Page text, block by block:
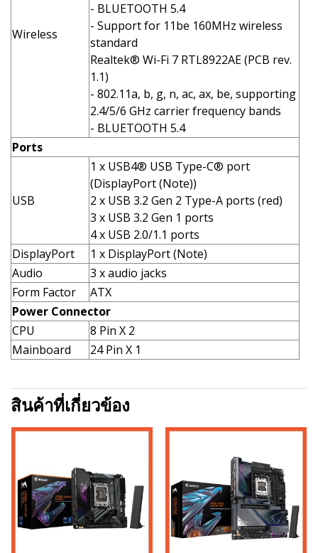
Wireless
- BLUETOOTH 5.4
- Support for 11be 160MHz wireless
standard
Realtek® Wi-Fi 7 RTL8922AE (PCB rev.
1.1)
- 802.11a, b, g, n, ac, ax, be, supporting
2.4/5/6 GHz carrier frequency bands
- BLUETOOTH 5.4
Ports
USB
1 x USB4® USB Type-C® port
(DisplayPort (Note))
2 x USB 3.2 Gen 2 Type-A ports (red)
3 x USB 3.2 Gen 1 ports
4 x USB 2.0/1.1 ports
DisplayPort
1 x DisplayPort (Note)
Audio
3 x audio jacks
Form Factor
ATX
Power Connector
CPU
8 Pin X 2
Mainboard
24 Pin X 1
สินค้าที่เกี่ยวข้อง